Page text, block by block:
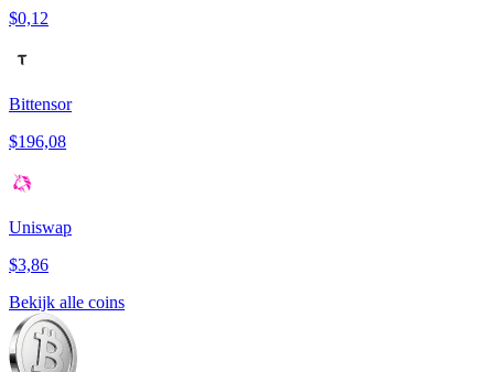
$0,12
Bittensor
$196,08
Uniswap
$3,86
Bekijk alle coins